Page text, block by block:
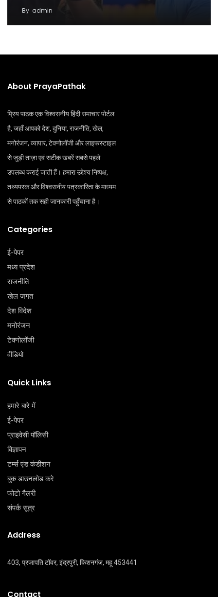
By admin
About PrayaPathak
प्रिय पाठक एक विश्वसनीय हिंदी समाचार पोर्टल
है, जहाँ आपको देश, दुनिया, राजनीति, खेल,
मनोरंजन, व्यापार, टेक्नोलॉजी और लाइफस्टाइल
से जुड़ी ताज़ा एवं सटीक खबरें सबसे पहले
उपलब्ध कराई जाती हैं। हमारा उद्देश्य निष्पक्ष,
तथ्यपरक और विश्वसनीय पत्रकारिता के माध्यम
से पाठकों तक सही जानकारी पहुँचाना है।
Categories
ई-पेपर
मध्य प्रदेश
राजनीति
खेल जगत
देश विदेश
मनोरंजन
टेक्‍नोलॉजी
वीडियो
Quick Links
हमारे बारे में
ई-पेपर
प्राइवेसी पॉलिसी
विज्ञापन
टर्म्स एंड कंडीशन
बुक डाउनलोड करे
फोटो गैलरी
संपर्क सूत्र
Address
403, प्रजापति टॉवर, इंद्रपुरी, किशनगंज, महू 453441
Contact